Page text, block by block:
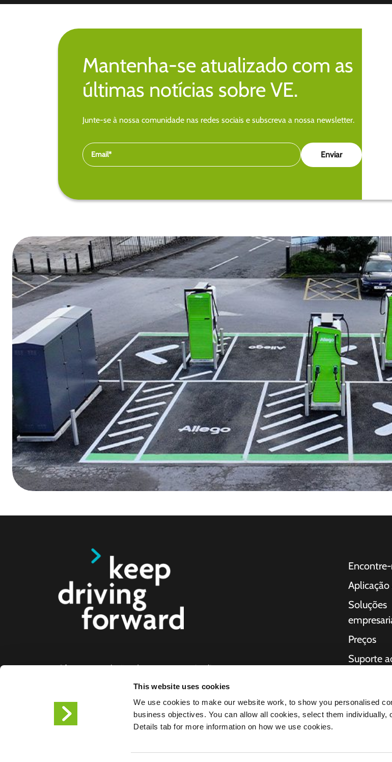
This website uses cookies
We use cookies to make our website work, to show you personalised
business objectives. You can allow all cookies, select them individually,
Details tab for more information on how we use cookies.
Mantenha-se atualizado com as
últimas notícias sobre VE.
Junte-se à nossa comunidade nas redes sociais e subscreva a nossa newsletter.
Oferecemos soluções de carregamento inteligente para carros
empresas e cidades. As nossas soluções de carregamento completas
facilitam às empresas e às cidades a disponibilização da
infraestrutura de que os condutores de veículos eléctricos
necessitam, enquanto a escalabilidade dos nossos produtos nos
Soluções
Preços
Suporte